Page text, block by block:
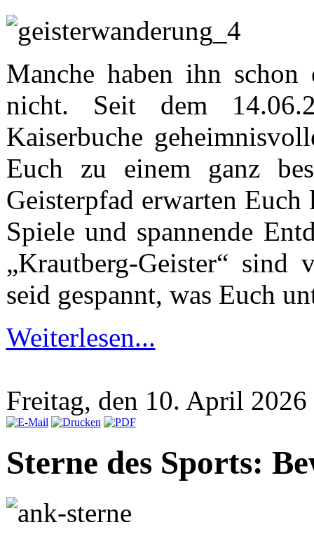
Manche haben ihn
nicht. Seit dem
Kaiserbuche
Euch zu einem ganz
Geisterpfad erwarten
Spiele und spannende
„Krautberg-Geister“
seid gespannt, was Euch
Weiterlesen...
Freitag, den 10. April
Sterne des Sports: